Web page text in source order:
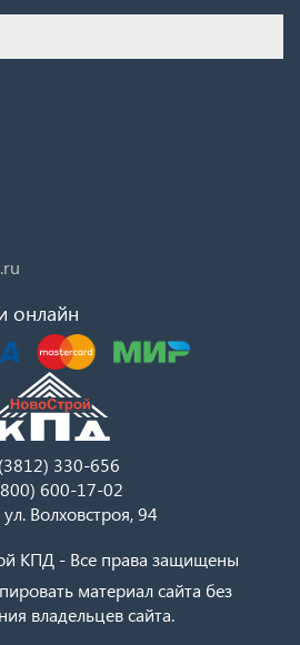
онлайн
330-656
600-17-02
Волховстроя, 94
КПД - Все права защищены
материал сайта без
владельцев сайта.